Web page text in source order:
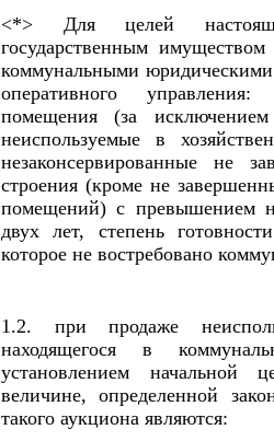
<*> Для целей
государственным
коммунальными юридическими
оперативного
помещения (за
неиспользуемые в
незаконсервированные не
строения (кроме не
помещений) с превышением
двух лет, степень
которое не востребовано
1.2. при продаже
находящегося в
установлением
величине, определенной
такого аукциона являются: